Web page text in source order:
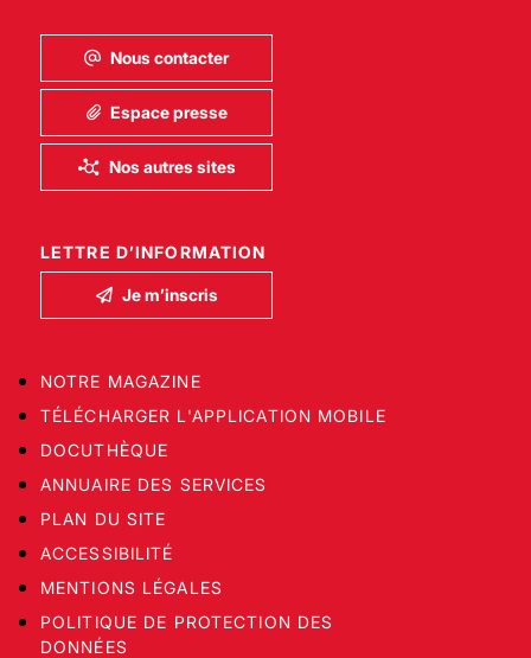
Nous contacter
Espace presse
Nos autres sites
LETTRE D’INFORMATION
Je m’inscris
NOTRE MAGAZINE
TÉLÉCHARGER L'APPLICATION MOBILE
DOCUTHÈQUE
ANNUAIRE DES SERVICES
PLAN DU SITE
ACCESSIBILITÉ
MENTIONS LÉGALES
POLITIQUE DE PROTECTION DES
DONNÉES